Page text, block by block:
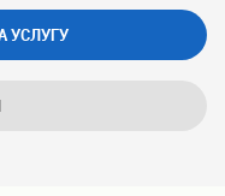
УСЛУГУ